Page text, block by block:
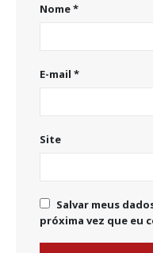
Nome*
E-mail *
Site
Salvar meus
próxima vez que eu